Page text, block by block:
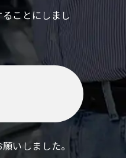
ことにしまし
いしました。